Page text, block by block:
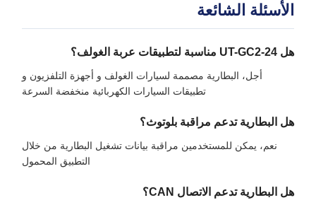
الأسئلة الشائعة
هل UT-GC2-24 مناسبة لتطبيقات عربة الغولف؟
أجل، البطارية مصممة لسيارات الغولف و أجهزة التلفزيون و
تطبيقات السيارات الكهربائية منخفضة السرعة
هل البطارية تدعم مراقبة بلوتوث؟
نعم، يمكن للمستخدمين مراقبة بيانات تشغيل البطارية من خلال
التطبيق المحمول
هل البطارية تدعم الاتصال CAN؟